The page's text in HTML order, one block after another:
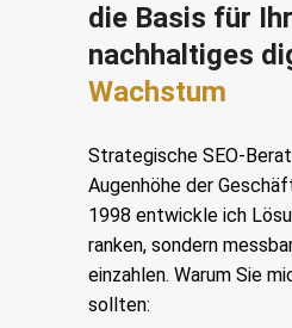
die Basis für Ihr
nachhaltiges
Wachstum
Strategische SEO-
Augenhöhe der
1998 entwickle ich
ranken, sondern
einzahlen. Warum Sie
sollten: